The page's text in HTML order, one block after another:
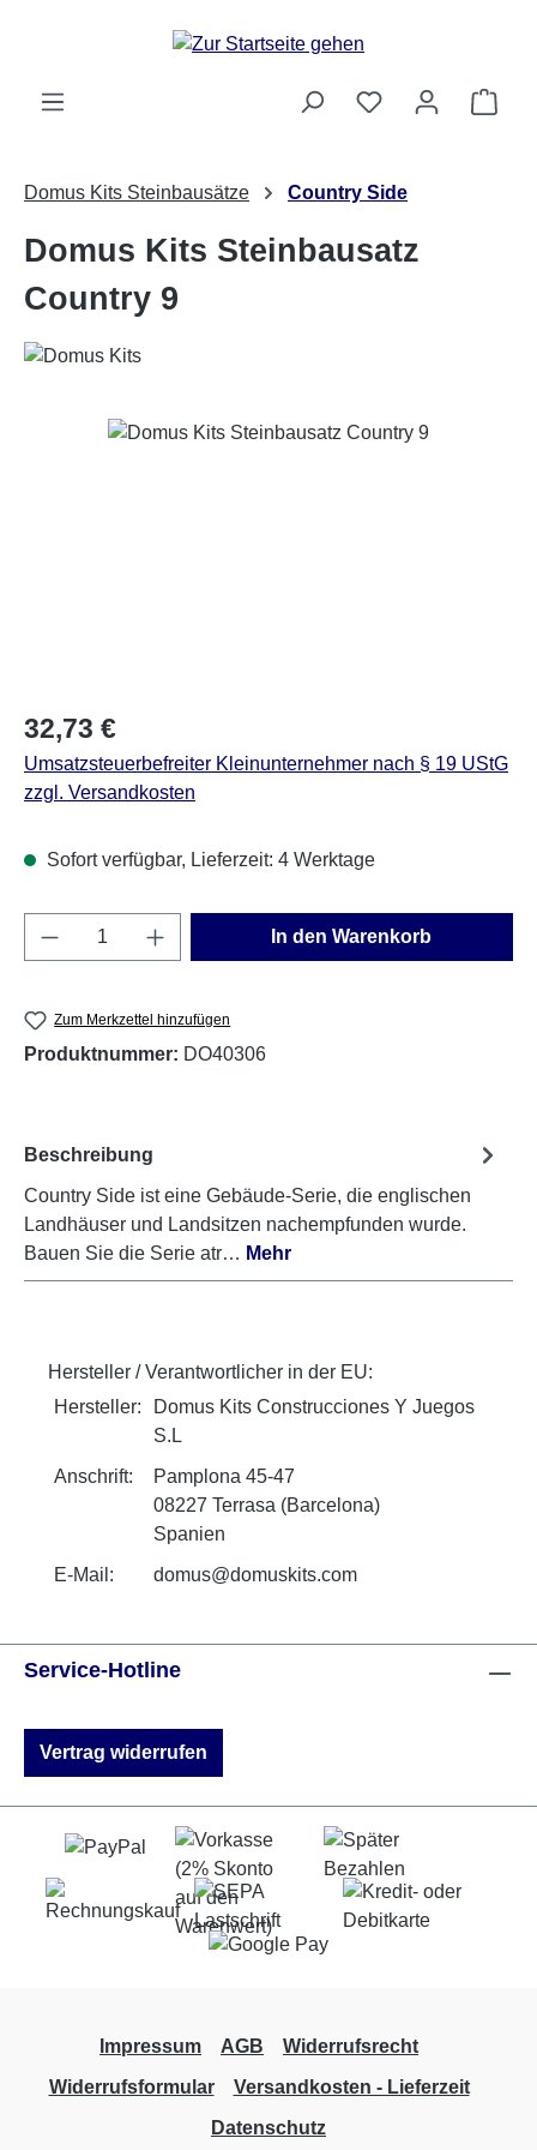
Zum Hauptinhalt springen
Domus Kits Steinbausätze Country Side
Domus Kits Steinbausatz
Country 9
Bildergalerie überspringen
Regulärer Preis:
32,73 €
Umsatzsteuerbefreiter Kleinunternehmer nach § 19 UStG
zzgl. Versandkosten
Sofort verfügbar, Lieferzeit: 4 Werktage
Produkt Anzahl: Gib den gewünschten
In den Warenkorb
Zum Merkzettel hinzufügen
Produktnummer: DO40306
Beschreibung
Country Side ist eine Gebäude-Serie, die englischen
Landhäuser und Landsitzen nachempfunden wurde.
Bauen Sie die Serie atr… Mehr
Hersteller / Verantwortlicher in der EU:
Hersteller:
Domus Kits Construcciones Y Juegos
S.L
Anschrift:
Pamplona 45-47
08227 Terrasa (Barcelona)
Spanien
E-Mail:
domus@domuskits.com
Service-Hotline
Vertrag widerrufen
Impressum AGB
Widerrufsrecht
Widerrufsformular
Versandkosten - Lieferzeit
Datenschutz